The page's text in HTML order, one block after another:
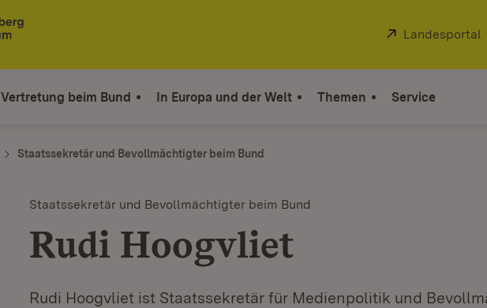
Extern:
Landesportal
Vertretung beim Bund In Europa und der Welt Themen Service
Staatssekretär und Bevollmächtigter beim Bund
Staatssekretär und Bevollmächtigter beim Bund
Rudi Hoogvliet
Rudi Hoogvliet ist Staatssekretär für Medienpolitik und